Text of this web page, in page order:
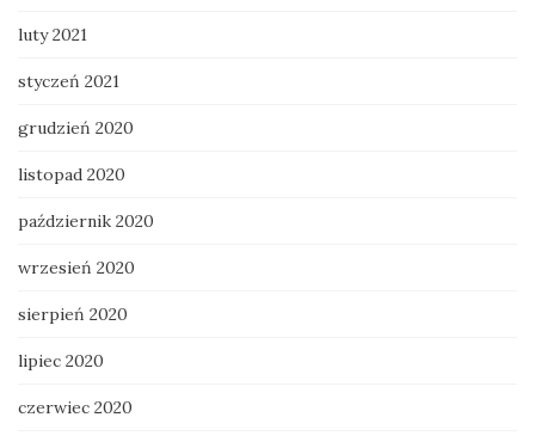
luty 2021
styczeń 2021
grudzień 2020
listopad 2020
październik 2020
wrzesień 2020
sierpień 2020
lipiec 2020
czerwiec 2020